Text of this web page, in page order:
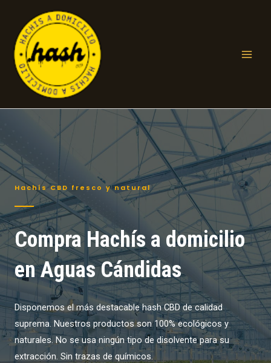
contenido
Hachís CBD fresco y natural
Compra Hachís a domicilio
en Aguas Cándidas
Disponemos el más destacable hash CBD de calidad
suprema. Nuestros productos son 100% ecológicos y
naturales. No se usa ningún tipo de disolvente para su
extracción. Sin trazas de químicos.